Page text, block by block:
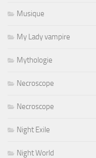
Musique
My Lady vampire
Mythologie
Necroscope
Necroscope
Night Exile
Night World